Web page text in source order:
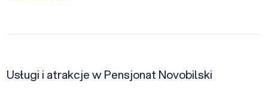
Usługi i atrakcje w Pensjonat Novobilski